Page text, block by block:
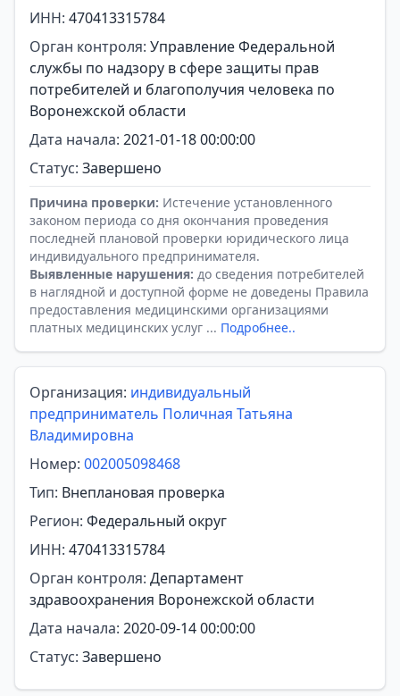
ИНН: 470413315784
Орган контроля: Управление Федеральной
службы по надзору в сфере защиты прав
потребителей и благополучия человека по
Воронежской области
Дата начала: 2021-01-18 00:00:00
Статус: Завершено
Причина проверки: Истечение установленного
законом периода со дня окончания проведения
последней плановой проверки юридического лица
индивидуального предпринимателя.
Выявленные нарушения: до сведения потребителей
в наглядной и доступной форме не доведены Правила
предоставления медицинскими организациями
платных медицинских услуг ... Подробнее..
Организация: индивидуальный
предприниматель Поличная Татьяна
Владимировна
Номер: 002005098468
Тип: Внеплановая проверка
Регион: Федеральный округ
ИНН: 470413315784
Орган контроля: Департамент
здравоохранения Воронежской области
Дата начала: 2020-09-14 00:00:00
Статус: Завершено